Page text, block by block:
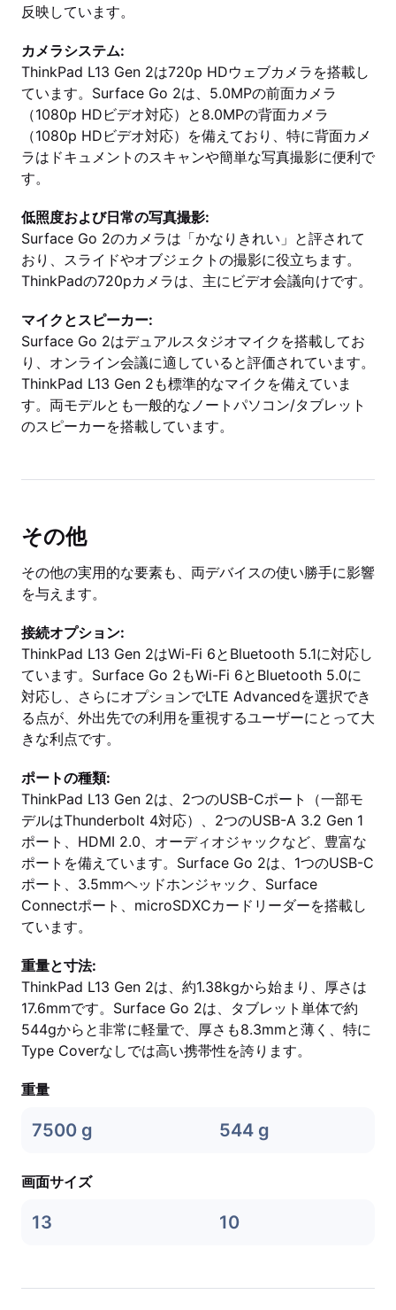
反映しています。
カメラシステム:
ThinkPad L13 Gen 2は720p HDウェブカメラを搭載し
ています。Surface Go 2は、5.0MPの前面カメラ
（1080p HDビデオ対応）と8.0MPの背面カメラ
（1080p HDビデオ対応）を備えており、特に背面カメ
ラはドキュメントのスキャンや簡単な写真撮影に便利で
す。
低照度および日常の写真撮影:
Surface Go 2のカメラは「かなりきれい」と評されて
おり、スライドやオブジェクトの撮影に役立ちます。
ThinkPadの720pカメラは、主にビデオ会議向けです。
マイクとスピーカー:
Surface Go 2はデュアルスタジオマイクを搭載してお
り、オンライン会議に適していると評価されています。
ThinkPad L13 Gen 2も標準的なマイクを備えていま
す。両モデルとも一般的なノートパソコン/タブレット
のスピーカーを搭載しています。
その他
その他の実用的な要素も、両デバイスの使い勝手に影響
を与えます。
接続オプション:
ThinkPad L13 Gen 2はWi-Fi 6とBluetooth 5.1に対応し
ています。Surface Go 2もWi-Fi 6とBluetooth 5.0に
対応し、さらにオプションでLTE Advancedを選択でき
る点が、外出先での利用を重視するユーザーにとって大
きな利点です。
ポートの種類:
ThinkPad L13 Gen 2は、2つのUSB-Cポート（一部モ
デルはThunderbolt 4対応）、2つのUSB-A 3.2 Gen 1
ポート、HDMI 2.0、オーディオジャックなど、豊富な
ポートを備えています。Surface Go 2は、1つのUSB-C
ポート、3.5mmヘッドホンジャック、Surface
Connectポート、microSDXCカードリーダーを搭載し
ています。
重量と寸法:
ThinkPad L13 Gen 2は、約1.38kgから始まり、厚さは
17.6mmです。Surface Go 2は、タブレット単体で約
544gからと非常に軽量で、厚さも8.3mmと薄く、特に
Type Coverなしでは高い携帯性を誇ります。
重量
7500 g 544 g
画面サイズ
13 10